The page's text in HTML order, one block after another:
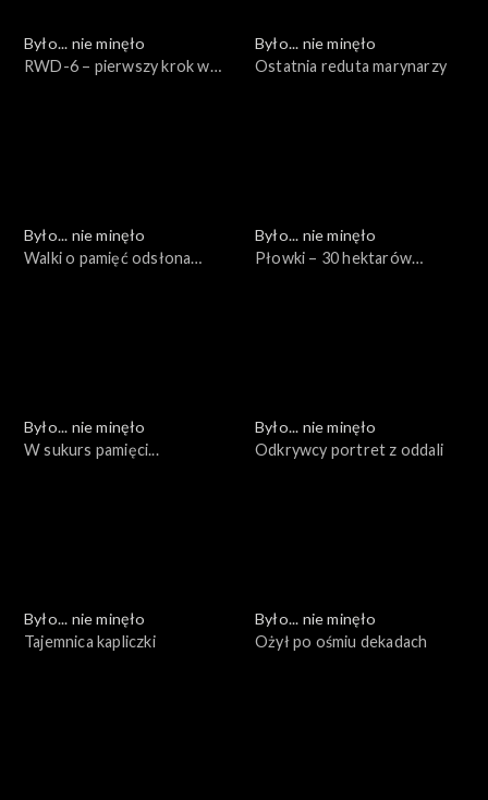
Było... nie minęło
RWD-6 – pierwszy krok w
Było... nie minęło
Ostatnia reduta marynarzy
Było... nie minęło
Walki o pamięć odsłona
Było... nie minęło
Płowki – 30 hektarów
Było... nie minęło
W sukurs pamięci...
Było... nie minęło
Odkrywcy portret z oddali
Było... nie minęło
Tajemnica kapliczki
Było... nie minęło
Ożył po ośmiu dekadach